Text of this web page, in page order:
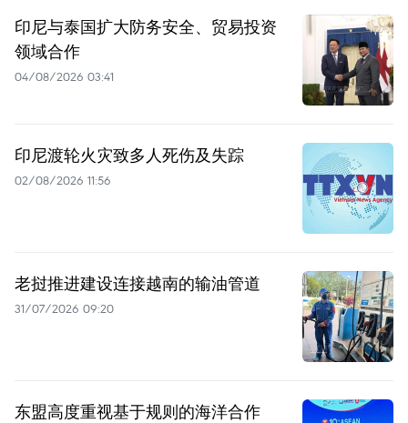
印尼与泰国扩大防务安全、贸易投资
领域合作
04/08/2026 03:41
印尼渡轮火灾致多人死伤及失踪
02/08/2026 11:56
老挝推进建设连接越南的输油管道
31/07/2026 09:20
东盟高度重视基于规则的海洋合作